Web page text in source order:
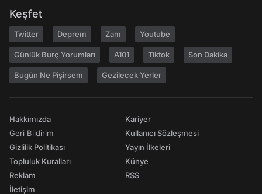
Keşfet
Twitter Deprem Zam Youtube
Günlük Burç Yorumları A101 Tiktok Son Dakika
Bugün Ne Pişirsem Gezilecek Yerler
Hakkımızda
Geri Bildirim
Gizlilik Politikası
Topluluk Kuralları
Reklam
İletişim
Kariyer
Kullanıcı Sözleşmesi
Yayın İlkeleri
Künye
RSS